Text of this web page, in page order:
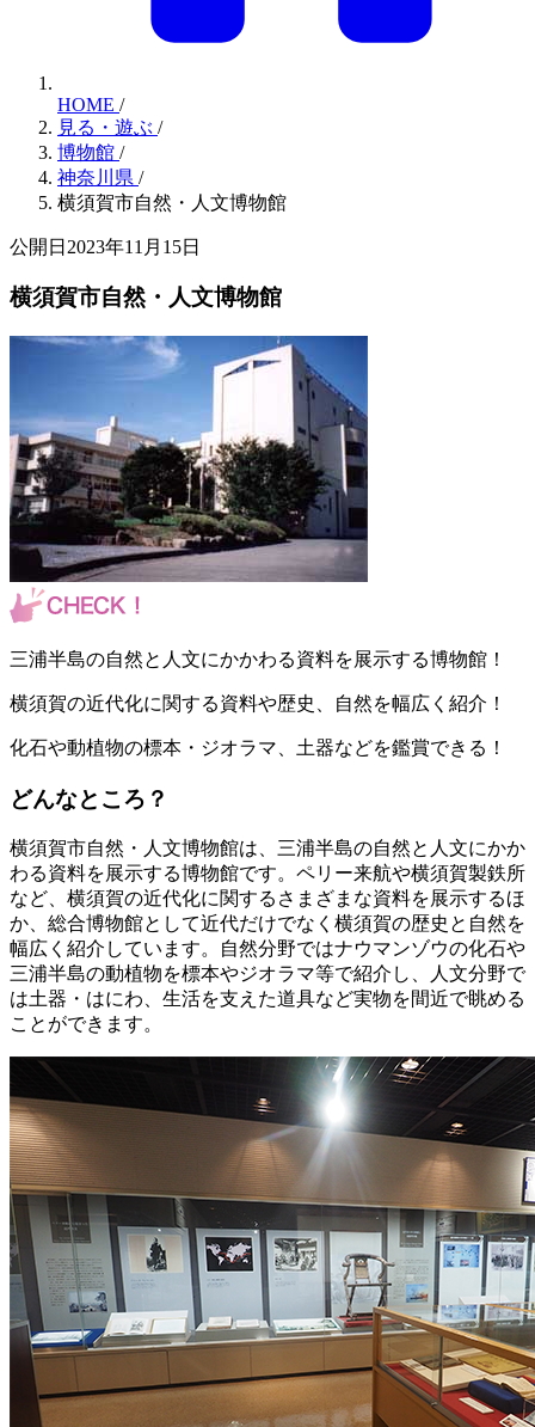
HOME /
見る・遊ぶ /
博物館 /
神奈川県 /
横須賀市自然・人文博物館
公開日2023年11月15日
横須賀市自然・人文博物館
三浦半島の自然と人文にかかわる資料を展示する博物館！
横須賀の近代化に関する資料や歴史、自然を幅広く紹介！
化石や動植物の標本・ジオラマ、土器などを鑑賞できる！
どんなところ？
横須賀市自然・人文博物館は、三浦半島の自然と人文にかか
わる資料を展示する博物館です。ペリー来航や横須賀製鉄所
など、横須賀の近代化に関するさまざまな資料を展示するほ
か、総合博物館として近代だけでなく横須賀の歴史と自然を
幅広く紹介しています。自然分野ではナウマンゾウの化石や
三浦半島の動植物を標本やジオラマ等で紹介し、人文分野で
は土器・はにわ、生活を支えた道具など実物を間近で眺める
ことができます。